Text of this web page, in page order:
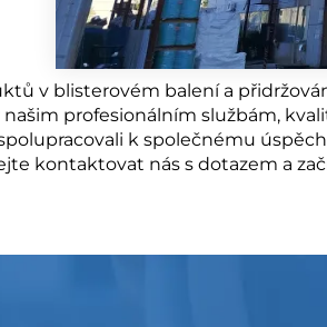
v blisterovém balení a
profesionálním službám,
k společnému
kontaktovat nás s dotazem a